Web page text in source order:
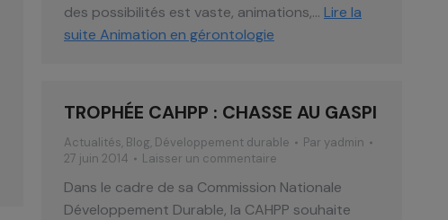
des possibilités est vaste, animations,… Lire la
suite Animation en gérontologie
TROPHÉE CAHPP : CHASSE AU GASPI
Actualités, Blog, Développement durable Par yadmin
27 juin 2014
Laisser un commentaire
Dans le cadre de sa Commission Nationale
Développement Durable, la CAHPP souhaite